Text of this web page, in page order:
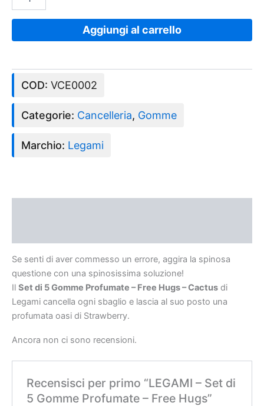
Aggiungi al carrello
COD: VCE0002
Categorie: Cancelleria, Gomme
Marchio: Legami
Se senti di aver commesso un errore, aggira la spinosa
questione con una spinosissima soluzione!
Il Set di 5 Gomme Profumate – Free Hugs – Cactus di
Legami cancella ogni sbaglio e lascia al suo posto una
profumata oasi di Strawberry.
Ancora non ci sono recensioni.
Recensisci per primo “LEGAMI – Set di
5 Gomme Profumate – Free Hugs”